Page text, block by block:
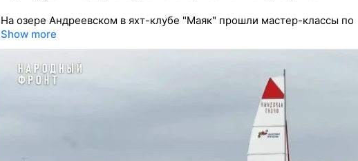
На озере Андреевском в яхт-клубе "Маяк" прошли мастер-классы по
Show more